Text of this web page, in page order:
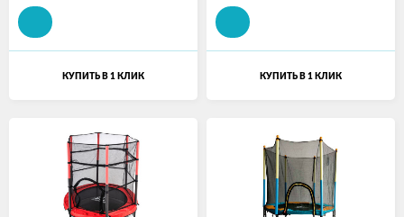
КУПИТЬ В 1 КЛИК КУПИТЬ В 1 КЛИК